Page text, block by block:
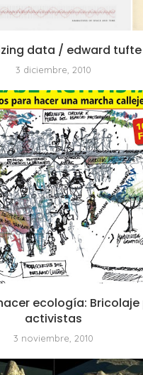
data / edward tufte
3 diciembre, 2010
ecología: Bricolaje
activistas
3 noviembre, 2010